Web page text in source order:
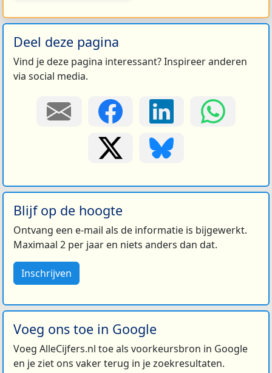
Deel deze pagina
Vind je deze pagina interessant? Inspireer anderen
via social media.
Blijf op de hoogte
Ontvang een e-mail als de informatie is bijgewerkt.
Maximaal 2 per jaar en niets anders dan dat.
Inschrijven
Voeg ons toe in Google
Voeg AlleCijfers.nl toe als voorkeursbron in Google
en je ziet ons vaker terug in je zoekresultaten.